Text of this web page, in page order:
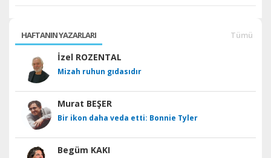
HAFTANIN YAZARLARI Tümü
İzel ROZENTAL
Mizah ruhun gıdasıdır
Murat BEŞER
Bir ikon daha veda etti: Bonnie Tyler
Begüm KAKI